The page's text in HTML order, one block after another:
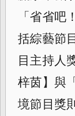
「省省
括綜藝節
目主持人
梓茵】與
境節目獎